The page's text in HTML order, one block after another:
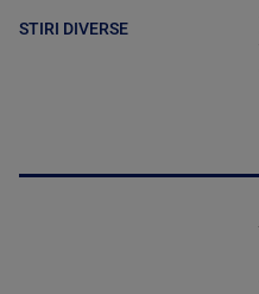
STIRI DIVERSE